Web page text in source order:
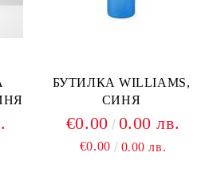
БУТИЛКА WILLIAMS,
СИНЯ
€0.00 0.00 лв.
€0.00 0.00 лв.